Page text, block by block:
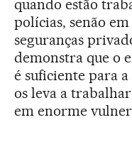
quando estão
polícias, senão
seguranças
demonstra que o
é suficiente para a
os leva a
em enorme